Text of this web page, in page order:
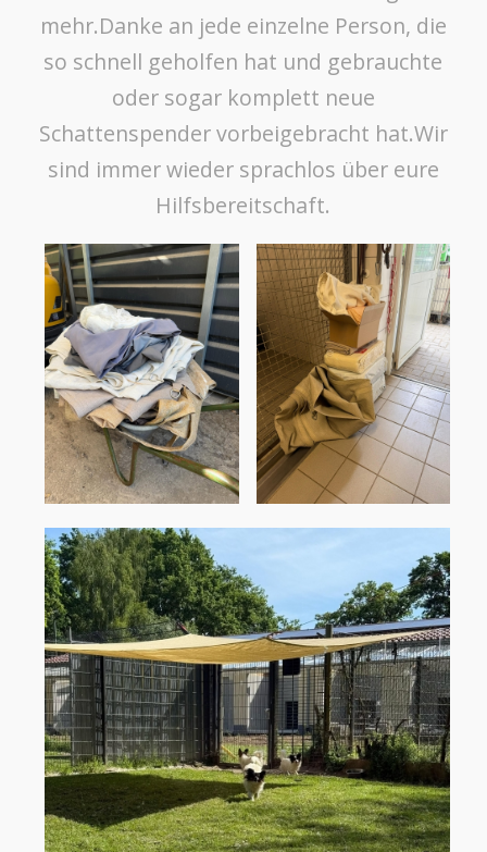
mehr.Danke an jede einzelne Person, die
so schnell geholfen hat und gebrauchte
oder sogar komplett neue
Schattenspender vorbeigebracht hat.Wir
sind immer wieder sprachlos über eure
Hilfsbereitschaft.